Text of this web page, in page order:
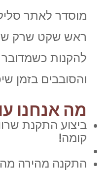
מוסדר לאתר
ראש שקט שרק
להקנות
והסובבים בזמן
מה אנחנו
ביצוע התקנת
קומה!
התקנה מהירה